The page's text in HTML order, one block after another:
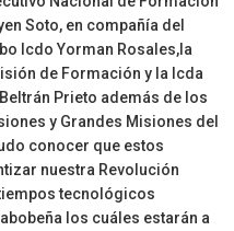
Soto, en compañía del
lcdo Yorman Rosales,la
de Formación y la lcda
Prieto además de los
y Grandes Misiones del
conocer que estos
nuestra Revolución
tecnológicos
los cuáles estarán a